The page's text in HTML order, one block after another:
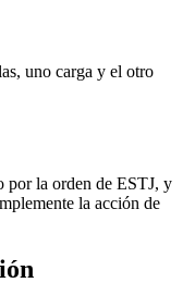
uno carga y el otro
por la orden de ESTJ, y
la acción de